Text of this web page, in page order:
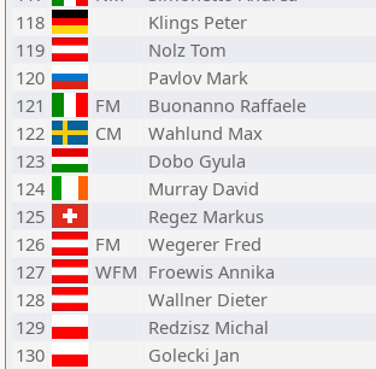
118
Klings Peter
119
Nolz Tom
120
Pavlov Mark
121
FM Buonanno Raffaele
122
CM Wahlund Max
123
Dobo Gyula
124
Murray David
125
Regez Markus
126
FM Wegerer Fred
127
WFM Froewis Annika
128
Wallner Dieter
129
Redzisz Michal
130
Golecki Jan